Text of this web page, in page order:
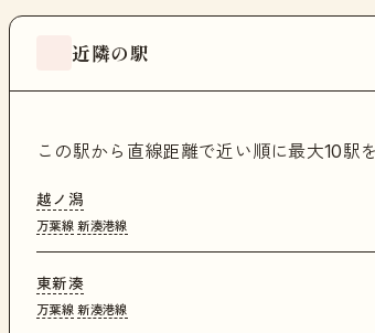
近隣の駅
この駅から直線距離で近い順に最大10駅
越ノ潟
万葉線 新湊港線
東新湊
万葉線 新湊港線